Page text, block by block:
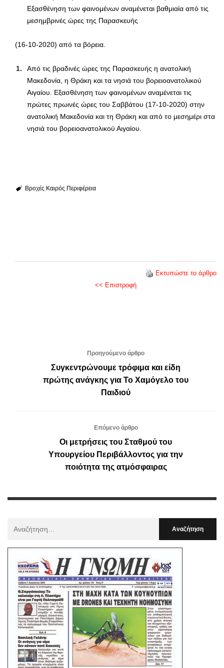
Εξασθένηση των φαινομένων αναμένεται βαθμιαία από τις
μεσημβρινές ώρες της Παρασκευής
(16-10-2020) από τα βόρεια.
Από τις βραδινές ώρες της Παρασκευής η ανατολική
Μακεδονία, η Θράκη και τα νησιά του βορειοανατολικού
Αιγαίου. Εξασθένηση των φαινομένων αναμένεται τις
πρώτες πρωινές ώρες του Σαββάτου (17-10-2020) στην
ανατολική Μακεδονία και τη Θράκη και από το μεσημέρι στα
νησιά του βορειοανατολικού Αιγαίου.
Βροχές Καιρός Περιφέρεια
Εκτυπώστε το άρθρο
<< Επιστροφή
Προηγούμενο άρθρο
Συγκεντρώνουμε τρόφιμα και είδη
πρώτης ανάγκης για Το Χαμόγελο του
Παιδιού
Επόμενο άρθρο
Οι μετρήσεις του Σταθμού του
Υπουργείου Περιβάλλοντος για την
ποιότητα της ατμόσφαιρας
: